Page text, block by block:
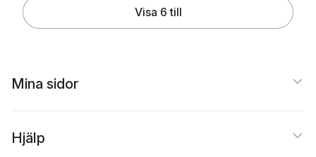
Visa 6 till
Mina sidor
Hjälp